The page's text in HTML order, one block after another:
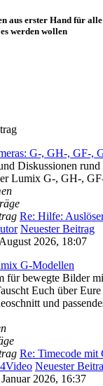
aus erster Hand für
werden wollen
G-, GH-, GF-,
Diskussionen
Lumix G-, GH-,
Re: Hilfe:
Neuester Beitrag
2026, 18:07
G-Modellen
für bewegte Bilder
Euch über
und
Re: Timecode
Neuester
2026, 16:37